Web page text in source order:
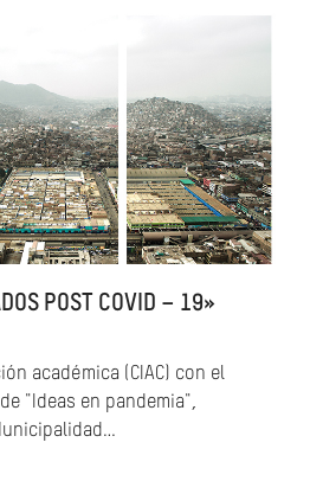
POST COVID – 19»
académica (CIAC) con el
"Ideas en pandemia",